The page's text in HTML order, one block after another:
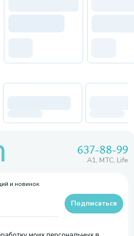
637-88-99
A1, МТС, Life
и новинок
Подписаться